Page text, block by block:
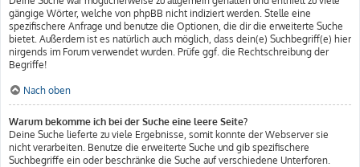
gängige Wörter, welche von phpBB nicht indiziert werden. Stelle eine
spezifischere Anfrage und benutze die Optionen, die dir die erweiterte Suche
bietet. Außerdem ist es natürlich auch möglich, dass dein(e) Suchbegriff(e) hier
nirgends im Forum verwendet wurden. Prüfe ggf. die Rechtschreibung der
Begriffe!
Nach oben
Warum bekomme ich bei der Suche eine leere Seite?
Deine Suche lieferte zu viele Ergebnisse, somit konnte der Webserver sie
nicht verarbeiten. Benutze die erweiterte Suche und gib spezifischere
Suchbegriffe ein oder beschränke die Suche auf verschiedene Unterforen.